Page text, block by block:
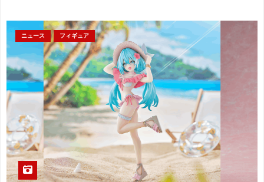
ニュース フィギュア